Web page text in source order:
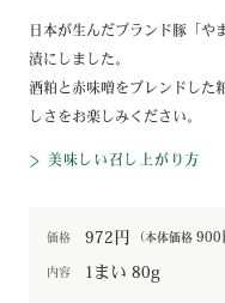
日本が生んだブランド豚「や
漬にしました。
酒粕と赤味噌をブレンドした
しさをお楽しみください。
美味しい召し上がり方
価格 972円 （本体価格 900
内容 1まい 80g